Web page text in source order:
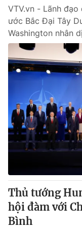
Phim VTV
Hậu trường
Nhân vật
Khán giả
Giải sao mai
Giải trí
Điện ảnh
Âm nhạc
Đời sống
Du lịch
Làm đẹp
Chất lượng cuộc
Giáo dục
Tuyển sinh
Học trực tuyến
Công nghệ
Hitech Công nghệ
Sản phẩm
Thị trường
Tư vấn
Giao lưu trực
Chuyên mục khác
Emagazine
VTV.vn - Lãnh
ước Bắc Đại Tây
Washington nhân
Thủ tướng
hội đàm với
Bình